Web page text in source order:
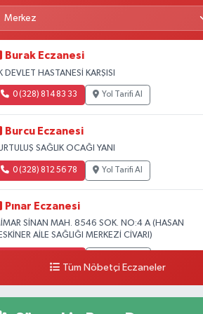
Burak Eczanesi
DEVLET HASTANESİ KARŞISI
0 (328) 814 83 33 Yol Tarifi Al
Burcu Eczanesi
SAĞLIK OCAĞI YANI
0 (328) 812 56 78 Yol Tarifi Al
Pınar Eczanesi
SİNAN MAH. 8546 SOK. NO:4 A (HASAN
AİLE SAĞLIĞI MERKEZİ CİVARI)
Tüm Nöbetçi Eczaneler